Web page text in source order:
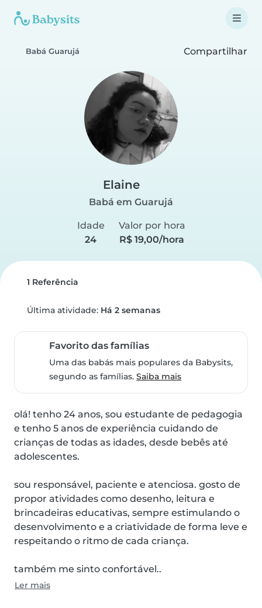
Babá Guarujá Compartilhar
Elaine
Babá em Guarujá
Idade
24
Valor por hora
R$ 19,00/hora
1 Referência
Última atividade: Há 2 semanas
Favorito das famílias
Uma das babás mais populares da Babysits,
segundo as famílias.Saiba mais
olá! tenho 24 anos, sou estudante de pedagogia
e tenho 5 anos de experiência cuidando de
crianças de todas as idades, desde bebês até
adolescentes.
sou responsável, paciente e atenciosa. gosto de
propor atividades como desenho, leitura e
brincadeiras educativas, sempre estimulando o
desenvolvimento e a criatividade de forma leve e
respeitando o ritmo de cada criança.
também me sinto confortável..
Ler mais